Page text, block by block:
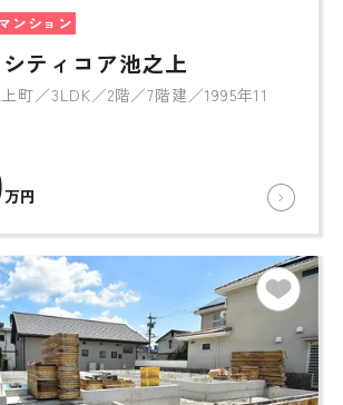
ンション
ティコア池之上
町／3LDK／2階／7階建／1995年11
万円